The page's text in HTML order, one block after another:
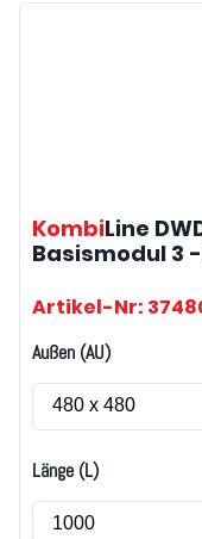
KombiLine
Basismodul 3
Artikel-Nr:
Außen (AU)
Länge (L)